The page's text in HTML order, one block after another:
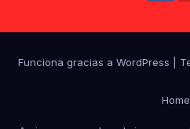
Funciona gracias a WordPress
Home